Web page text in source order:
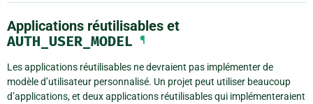
Applications réutilisables et
AUTH_USER_MODEL ¶
Les applications réutilisables ne devraient pas implémenter de
modèle d’utilisateur personnalisé. Un projet peut utiliser beaucoup
d’applications, et deux applications réutilisables qui implémenteraient